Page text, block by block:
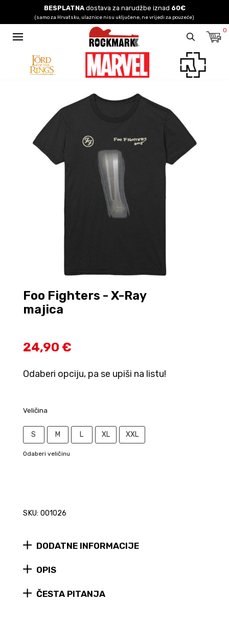
BESPLATNAdostava za narudžbe iznad 60€
(samo za Hrvatsku, ulaznice nisu uključene, ne vrijedi za pouzeće)
0
Foo Fighters - X-Ray
majica
24,90 €
Odaberi opciju, pa se upiši na listu!
Veličina
S M L XL XXL
Odaberi veličinu
SKU: 001026
DODATNE INFORMACIJE
OPIS
ČESTA PITANJA